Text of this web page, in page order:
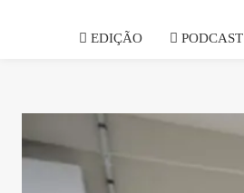
EDIÇÃO PODCAST